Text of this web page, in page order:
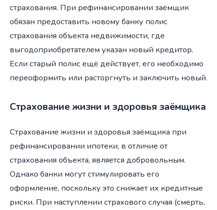
страхования. При рефинансировании заёмщик
обязан предоставить новому банку полис
страхования объекта недвижимости, где
выгодоприобретателем указан новый кредитор.
Если старый полис ещё действует, его необходимо
переоформить или расторгнуть и заключить новый.
Страхование жизни и здоровья заёмщика
Страхование жизни и здоровья заёмщика при
рефинансировании ипотеки, в отличие от
страхования объекта, является добровольным.
Однако банки могут стимулировать его
оформление, поскольку это снижает их кредитные
риски. При наступлении страхового случая (смерть,